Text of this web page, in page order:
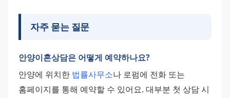
자주 묻는 질문
안양이혼상담은 어떻게 예약하나요?
안양에 위치한 법률사무소나 로펌에 전화 또는
홈페이지를 통해 예약할 수 있어요. 대부분 첫 상담 시